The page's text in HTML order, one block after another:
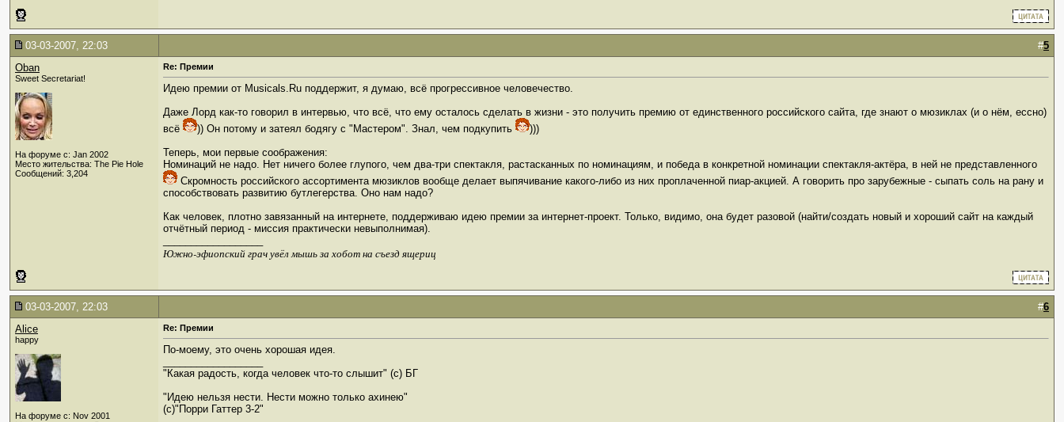
03-03-2007, 22:03 #5
Oban
Sweet Secretariat!
На форуме с: Jan 2002
Место жительства: The Pie Hole
Сообщений: 3,204
Re: Премии
Идею премии от Musicals.Ru поддержит, я думаю, всё прогрессивное человечество.
Даже Лорд как-то говорил в интервью, что всё, что ему осталось сделать в жизни - это получить премию от единственного российского сайта, где знают о мюзиклах (и о нём, ессно)
всё
)) Он потому и затеял бодягу с "Мастером". Знал, чем подкупить
)))
Теперь, мои первые соображения:
Номинаций не надо. Нет ничего более глупого, чем два-три спектакля, растасканных по номинациям, и победа в конкретной номинации спектакля-актёра, в ней не представленного
Скромность российского ассортимента мюзиклов вообще делает выпячивание какого-либо из них проплаченной пиар-акцией. А говорить про зарубежные - сыпать соль на рану и
способствовать развитию бутлегерства. Оно нам надо?
Как человек, плотно завязанный на интернете, поддерживаю идею премии за интернет-проект. Только, видимо, она будет разовой (найти/создать новый и хороший сайт на каждый
отчётный период - миссия практически невыполнимая).
Южно-эфиопский грач увёл мышь за хобот на съезд ящериц
03-03-2007, 22:03 #6
Alice
happy
На форуме с: Nov 2001
Re: Премии
По-моему, это очень хорошая идея.
"Какая радость, когда человек что-то слышит" (с) БГ
"Идею нельзя нести. Нести можно только ахинею"
(c)"Порри Гаттер 3-2"